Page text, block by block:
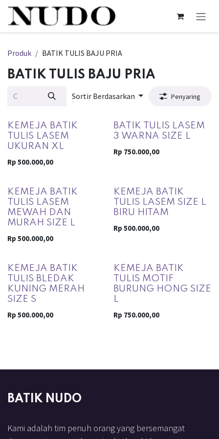
Skip ke Konten
Produk BATIK TULIS BAJU PRIA
BATIK TULIS BAJU PRIA
Sortir Berdasarkan Penyaring
KEMEJA BATIK
TULIS LASEM
UKURAN XL
Rp 500.000,00
BATIK TULIS LASEM
3 WARNA SIZE L
Rp 750.000,00
KEMEJA BATIK
TULIS LASEM
MEWAH DAN
MURAH SIZE L
Rp 500.000,00
KEMEJA BATIK
TULIS LASEM SIZE L
BIRU HITAM
Rp 500.000,00
KEMEJA BATIK
TULIS BLEDAK
KUNING MERAH
SIZE S
Rp 500.000,00
KEMEJA BATIK
TULIS MOTIF
BURUNG HONG SIZE
L
Rp 750.000,00
BATIK NUDO
Kami adalah tim penuh orang yang bersemangat